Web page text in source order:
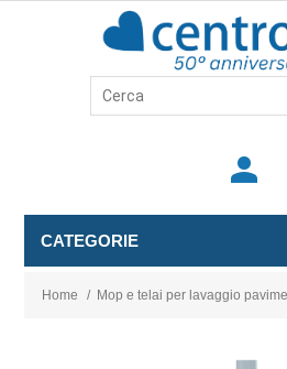
person
CATEGORIE
Home / Mop e telai per lavaggio